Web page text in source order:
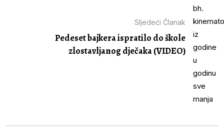
Sljedeći Članak
Pedeset bajkera ispratilo do škole
zlostavljanog dječaka (VIDEO)